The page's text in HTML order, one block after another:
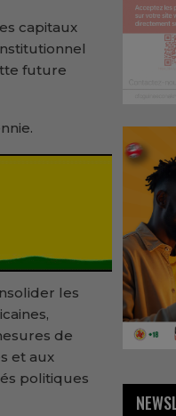
capitaux
future
les
de
et aux
politiques